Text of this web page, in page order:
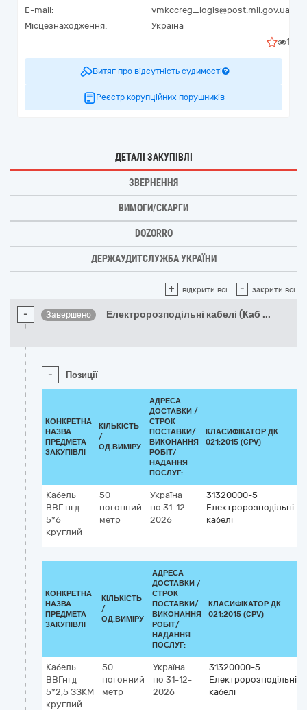
E-mail:
vmkccreg_logis@post.mil.gov.ua
Місцезнаходження:
Україна
1
Витяг про відсутність судимості
Реєстр корупційних порушників
ДЕТАЛІ ЗАКУПІВЛІ
ЗВЕРНЕННЯ
ВИМОГИ/СКАРГИ
DOZORRO
ДЕРЖАУДИТСЛУЖБА УКРАЇНИ
+ відкрити всі - закрити всі
- Завершено Електророзподільні кабелі (Каб ...
- Позиції
КОНКРЕТНА
НАЗВА
ПРЕДМЕТА
ЗАКУПІВЛІ
КІЛЬКІСТЬ
/
ОД.ВИМІРУ
АДРЕСА
ДОСТАВКИ /
СТРОК
ПОСТАВКИ/
ВИКОНАННЯ
РОБІТ/
НАДАННЯ
ПОСЛУГ:
КЛАСИФІКАТОР ДК
021:2015 (CPV)
Кабель
ВВГ нгд
5*6
круглий
50
погонний
метр
Україна
по 31-12-
2026
31320000-5
Електророзподільні
кабелі
КОНКРЕТНА
НАЗВА
ПРЕДМЕТА
ЗАКУПІВЛІ
КІЛЬКІСТЬ
/
ОД.ВИМІРУ
АДРЕСА
ДОСТАВКИ /
СТРОК
ПОСТАВКИ/
ВИКОНАННЯ
РОБІТ/
НАДАННЯ
ПОСЛУГ:
КЛАСИФІКАТОР ДК
021:2015 (CPV)
Кабель
ВВГнгд
5*2,5 ЗЗКМ
круглий
50
погонний
метр
Україна
по 31-12-
2026
31320000-5
Електророзподільні
кабелі